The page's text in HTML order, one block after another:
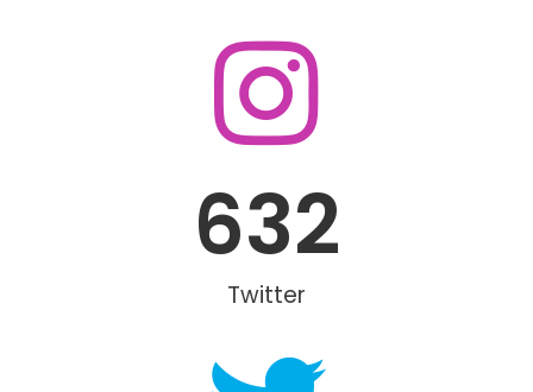
Twitter
632